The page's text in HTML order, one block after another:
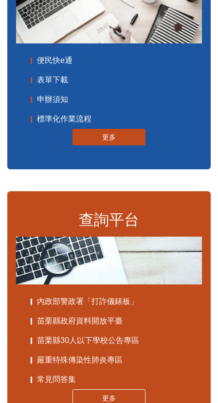
便民快e通
表單下載
申辦須知
標準化作業流程
更多
查詢平台
內政部警政署「打詐儀錶板」
苗栗縣政府資料開放平臺
苗栗縣30人以下學校公告專區
嚴重特殊傳染性肺炎專區
常見問答集
更多